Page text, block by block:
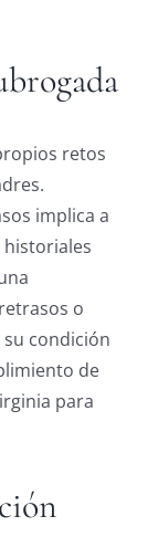
retos
implica a
o
condición
de
para